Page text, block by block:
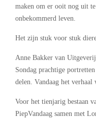
maken om er ooit nog uit
onbekommerd leven.
Het zijn stuk voor stuk
Anne Bakker van
Sondag prachtige
delen. Vandaag het verhaal
Voor het tienjarig bestaan
PiepVandaag samen met